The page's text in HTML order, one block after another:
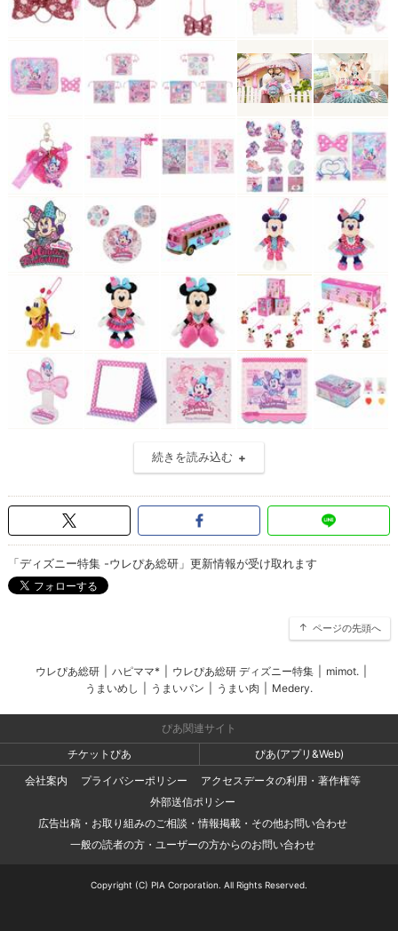
続きを読み込む
「ディズニー特集 -ウレぴあ総研」更新情報が受け取れます
ページの先頭へ
ウレぴあ総研 ハピママ* ウレぴあ総研 ディズニー特集 mimot.
うまいめし
うまいパン うまい肉 Medery.
ぴあ関連サイト
チケットぴあ
ぴあ(アプリ&Web)
会社案内
プライバシーポリシー
アクセスデータの利用・著作権等
外部送信ポリシー
広告出稿・お取り組みのご相談・情報掲載・その他お問い合わせ
一般の読者の方・ユーザーの方からのお問い合わせ
Copyright (C) PIA Corporation. All Rights Reserved.